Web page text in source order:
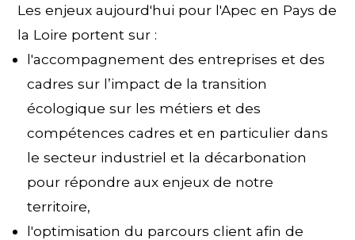
Les enjeux aujourd'hui pour l'Apec en Pays de
la Loire portent sur :
l'accompagnement des entreprises et des
cadres sur l’impact de la transition
écologique sur les métiers et des
compétences cadres et en particulier dans
le secteur industriel et la décarbonation
pour répondre aux enjeux de notre
territoire,
l'optimisation du parcours client afin de